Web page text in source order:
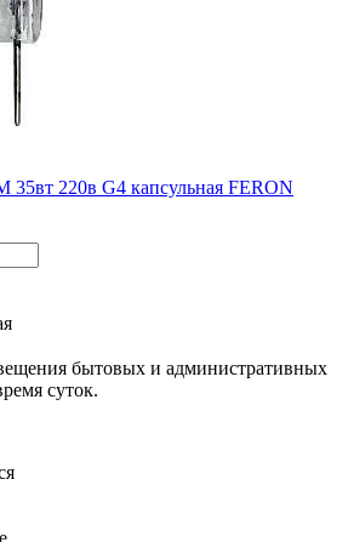
35вт 220в G4 капсульная FERON
бытовых и административных
суток.